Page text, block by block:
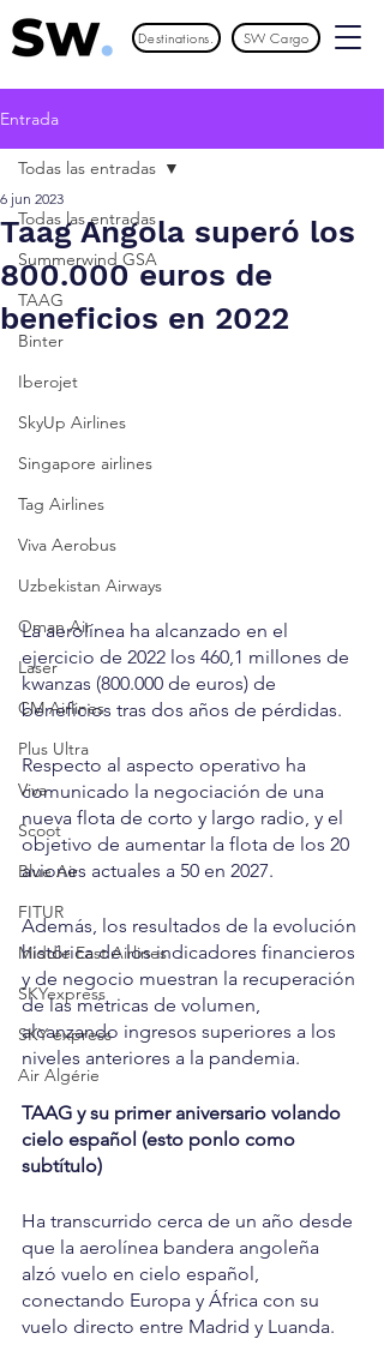
Destinations. SW Cargo
Entrada
Todas las entradas
Summerwind GSA
TAAG
Binter
Iberojet
SkyUp Airlines
Singapore airlines
Tag Airlines
Viva Aerobus
Uzbekistan Airways
Oman Air
Laser
CM Airlines
Plus Ultra
Viva
Scoot
Blue Air
FITUR
Middle East Airlines
SKYexpress
SKY express
Air Algérie
Todas las entradas
Taag Angola superó los
800.000 euros de
beneficios en 2022
6 jun 2023
La aerolínea ha alcanzado en el
ejercicio de 2022 los 460,1 millones de
kwanzas (800.000 de euros) de
beneficios tras dos años de pérdidas.
Respecto al aspecto operativo ha
comunicado la negociación de una
nueva flota de corto y largo radio, y el
objetivo de aumentar la flota de los 20
aviones actuales a 50 en 2027.
Además, los resultados de la evolución
histórica de los indicadores financieros
y de negocio muestran la recuperación
de las métricas de volumen,
alcanzando ingresos superiores a los
niveles anteriores a la pandemia.
TAAG y su primer aniversario volando
cielo español (esto ponlo como
subtítulo)
Ha transcurrido cerca de un año desde
que la aerolínea bandera angoleña
alzó vuelo en cielo español,
conectando Europa y África con su
vuelo directo entre Madrid y Luanda.